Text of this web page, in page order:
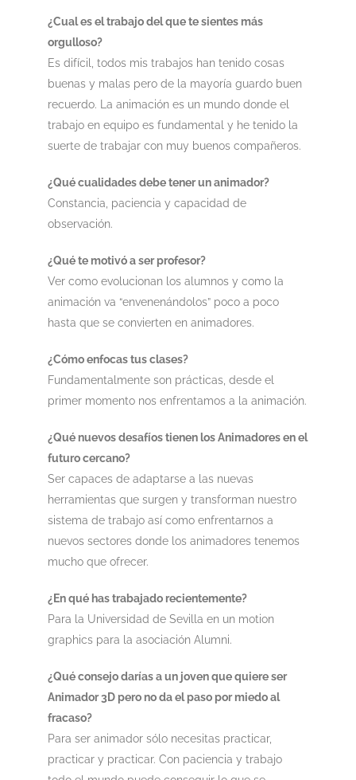
¿Cual es el trabajo del que te sientes más
orgulloso?
Es difícil, todos mis trabajos han tenido cosas
buenas y malas pero de la mayoría guardo buen
recuerdo. La animación es un mundo donde el
trabajo en equipo es fundamental y he tenido la
suerte de trabajar con muy buenos compañeros.
¿Qué cualidades debe tener un animador?
Constancia, paciencia y capacidad de
observación.
¿Qué te motivó a ser profesor?
Ver como evolucionan los alumnos y como la
animación va “envenenándolos” poco a poco
hasta que se convierten en animadores.
¿Cómo enfocas tus clases?
Fundamentalmente son prácticas, desde el
primer momento nos enfrentamos a la animación.
¿Qué nuevos desafíos tienen los Animadores en el
futuro cercano?
Ser capaces de adaptarse a las nuevas
herramientas que surgen y transforman nuestro
sistema de trabajo así como enfrentarnos a
nuevos sectores donde los animadores tenemos
mucho que ofrecer.
¿En qué has trabajado recientemente?
Para la Universidad de Sevilla en un motion
graphics para la asociación Alumni.
¿Qué consejo darías a un joven que quiere ser
Animador 3D pero no da el paso por miedo al
fracaso?
Para ser animador sólo necesitas practicar,
practicar y practicar. Con paciencia y trabajo